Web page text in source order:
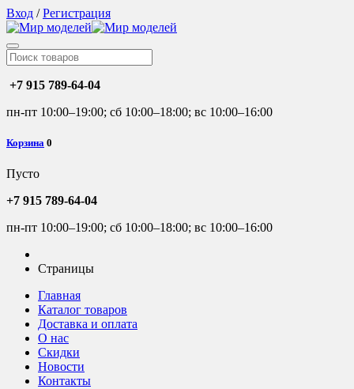
Вход /Регистрация
+7 915 789-64-04
пн-пт 10:00–19:00; сб 10:00–18:00; вс 10:00–16:00
Корзина 0
Пусто
+7 915 789-64-04
пн-пт 10:00–19:00; сб 10:00–18:00; вс 10:00–16:00
Страницы
Главная
Каталог товаров
Доставка и оплата
О нас
Скидки
Новости
Контакты